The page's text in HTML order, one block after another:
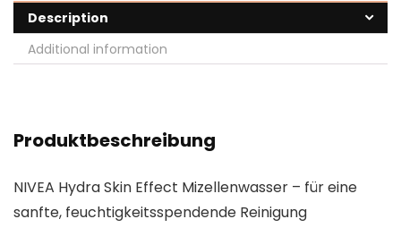
Description
Additional information
Produktbeschreibung
NIVEA Hydra Skin Effect Mizellenwasser – für eine
sanfte, feuchtigkeitsspendende Reinigung